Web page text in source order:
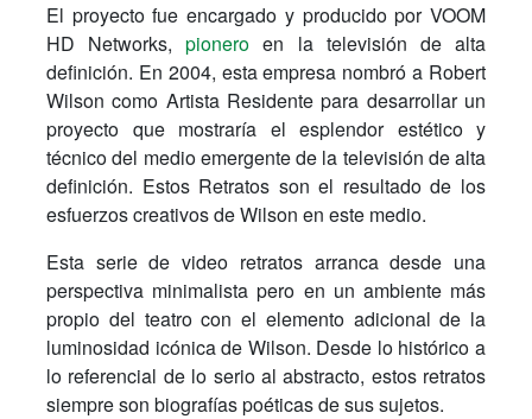
El proyecto fue encargado y producido por VOOM
HD Networks,pionero en la televisión de alta
definición. En 2004, esta empresa nombró a Robert
Wilson como Artista Residente para desarrollar un
proyecto que mostraría el esplendor estético y
técnico del medio emergente de la televisión de alta
definición. Estos Retratos son el resultado de los
esfuerzos creativos de Wilson en este medio.
Esta serie de video retratos arranca desde una
perspectiva minimalista pero en un ambiente más
propio del teatro con el elemento adicional de la
luminosidad icónica de Wilson. Desde lo histórico a
lo referencial de lo serio al abstracto, estos retratos
siempre son biografías poéticas de sus sujetos.